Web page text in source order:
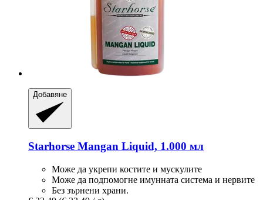
Добавяне
Starhorse Mangan Liquid, 1.000 мл
Може да укрепи костите и мускулите
Може да подпомогне имунната система и нервите
Без зърнени храни.